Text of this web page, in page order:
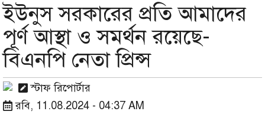
ইউনুস সরকারের প্রতি আমাদের
পূর্ণ আস্থা ও সমর্থন রয়েছে-
বিএনপি নেতা প্রিন্স
স্টাফ রিপোর্টার
রবি, 11.08.2024 - 04:37 AM